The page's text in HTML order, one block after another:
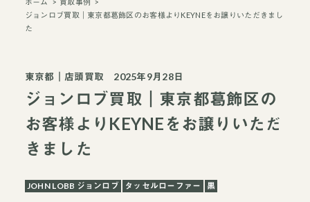
ホーム
買取事例
ジョンロブ買取｜東京都葛飾区のお客様よりKEYNEをお譲りいただきまし
た
東京都 店頭買取 2025年9月28日
ジョンロブ買取｜東京都葛飾区の
お客様よりKEYNEをお譲りいただ
きました
JOHN LOBB ジョンロブ タッセルローファー 黒